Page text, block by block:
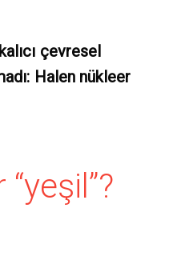
çevresel
Halen nükleer